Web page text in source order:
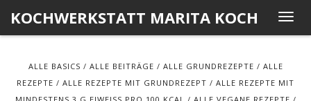
content
T
o
l
KOCHWERKSTATT MARITA KOCH
ALLE BASICS ALLE BEITRÄGE ALLE GRUNDREZEPTE
ALLE
REZEPTE
ALLE REZEPTE MIT GRUNDREZEPT
ALLE REZEPTE MIT